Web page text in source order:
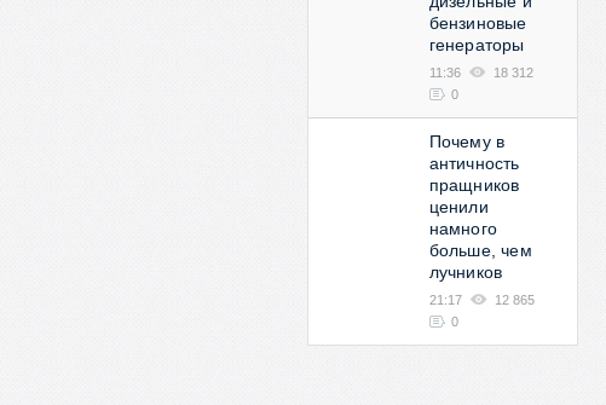
бензиновые
генераторы
11:36
18 312
0
Почему в
античность
пращников
ценили
намного
больше, чем
лучников
21:17
12 865
0